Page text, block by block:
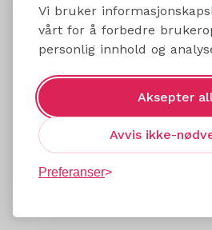
Vi bruker
vårt for å forbedre
personlig innhold og
Aksepter
Avvis ikke-
Preferanser